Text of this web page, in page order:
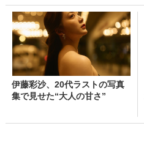
伊藤彩沙、20代ラストの写真
集で見せた“大人の甘さ”